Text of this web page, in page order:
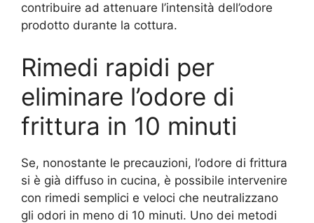
contribuire ad attenuare l’intensità dell’odore
prodotto durante la cottura.
Rimedi rapidi per
eliminare l’odore di
frittura in 10 minuti
Se, nonostante le precauzioni, l’odore di frittura
si è già diffuso in cucina, è possibile intervenire
con rimedi semplici e veloci che neutralizzano
gli odori in meno di 10 minuti. Uno dei metodi